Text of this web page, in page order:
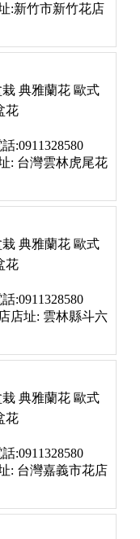
:新竹市新竹花店
典雅蘭花 歐式
花
:0911328580
: 台灣雲林虎尾花
典雅蘭花 歐式
花
:0911328580
店址: 雲林縣斗六
典雅蘭花 歐式
花
:0911328580
: 台灣嘉義市花店